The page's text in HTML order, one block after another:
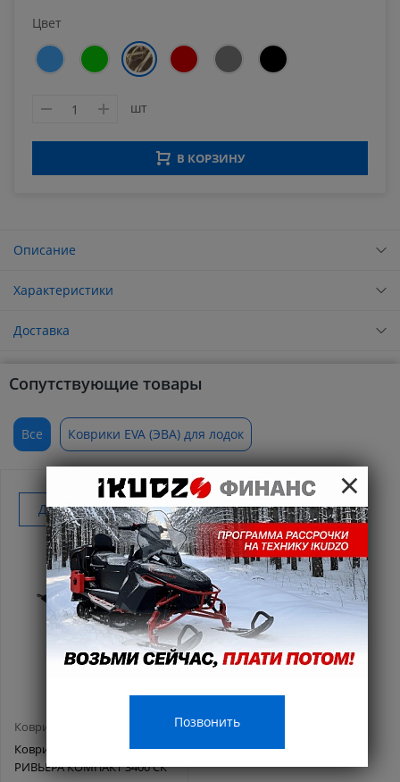
Цвет
шт
В КОРЗИНУ
Описание
Характеристики
Доставка
Сопутствующие товары
Все Коврики EVA (ЭВА) для лодок
Добавить к покупке
Коврики EVA (ЭВА) для лодок
Коврик EVA Standart
РИВЬЕРА КОМПАКТ 3400 СК
×
Позвонить